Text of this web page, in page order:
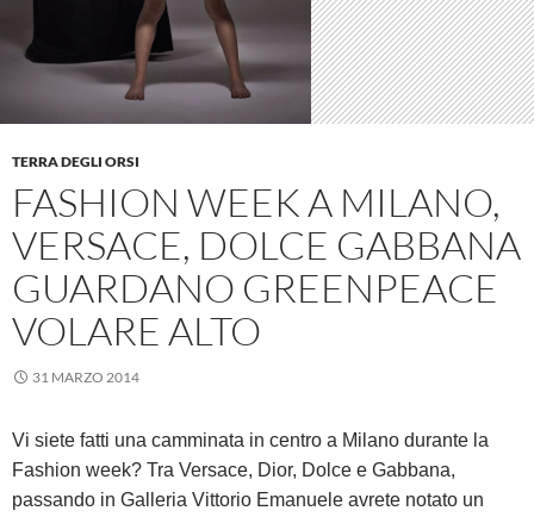
TERRA DEGLI ORSI
FASHION WEEK A MILANO,
VERSACE, DOLCE GABBANA
GUARDANO GREENPEACE
VOLARE ALTO
31 MARZO 2014
Vi siete fatti una camminata in centro a Milano durante la
Fashion week? Tra Versace, Dior, Dolce e Gabbana,
passando in Galleria Vittorio Emanuele avrete notato un